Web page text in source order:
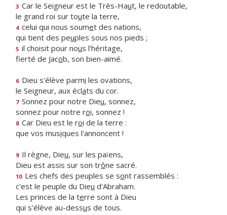
3 Car le Seigneur est le Très-Haut, le redoutable,
le grand roi sur toute la terre,
4 celui qui nous soumet des nations,
qui tient des peuples sous nos pieds ;
5 il choisit pour nous l'héritage,
fierté de Jacob, son bien-aimé.
6 Dieu s'élève parmi les ovations,
le Seigneur, aux éclats du cor.
7 Sonnez pour notre Dieu, sonnez,
sonnez pour notre roi, sonnez !
8 Car Dieu est le roi de la terre :
que vos musiques l'annoncent !
9 Il règne, Dieu, sur les païens,
Dieu est assis sur son trône sacré.
10 Les chefs des peuples se sont rassemblés :
c'est le peuple du Dieu d'Abraham.
Les princes de la terre sont à Dieu
qui s'élève au-dessus de tous.